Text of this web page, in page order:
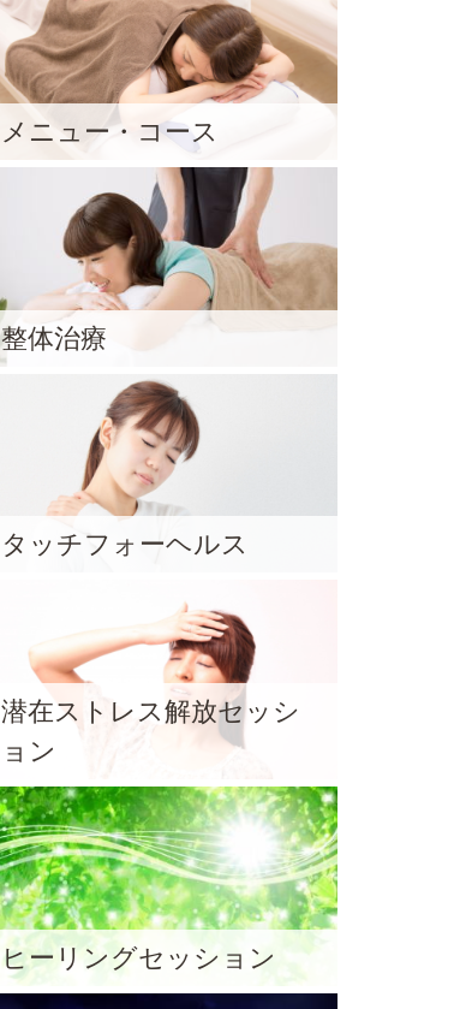
メニュー・コース
整体治療
タッチフォーヘルス
潜在ストレス解放セッシ
ョン
ヒーリングセッション